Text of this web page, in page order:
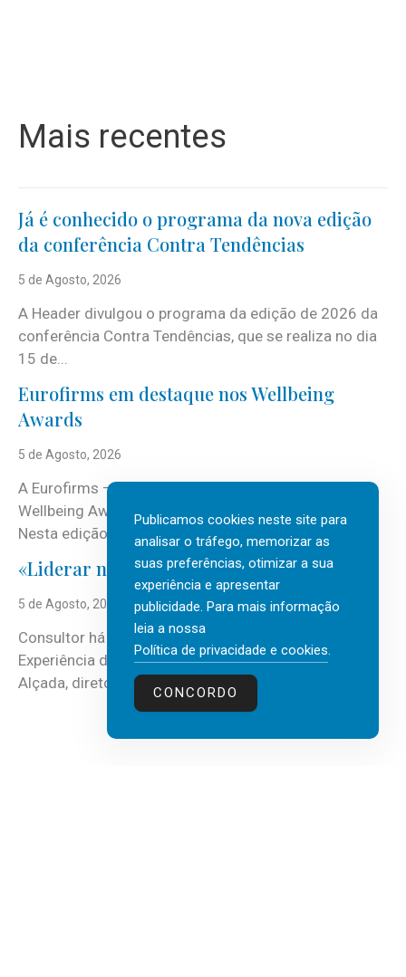
Mais recentes
Já é conhecido o programa da nova edição
da conferência Contra Tendências
5 de Agosto, 2026
A Header divulgou o programa da edição de 2026 da
conferência Contra Tendências, que se realiza no dia
15 de...
Eurofirms em destaque nos Wellbeing
Awards
5 de Agosto, 2026
A Eurofirms – People first está de regresso aos
Wellbeing Awards, integrando o Top Wellbeing 2026.
Nesta edição, a multinacional...
«Liderar não é um talento místico.»
5 de Agosto, 2026
Consultor há mais de três décadas nas áreas de
Experiência do Cliente, Vendas e Liderança, Manuel
Alçada, diretor executivo da...
Publicamos cookies neste site para
analisar o tráfego, memorizar as
suas preferências, otimizar a sua
experiência e apresentar
publicidade. Para mais informação
leia a nossa
Política de privacidade e cookies.
CONCORDO